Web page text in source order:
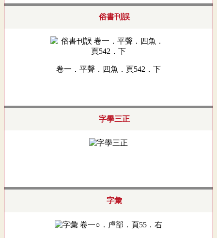
俗書刊誤
卷一．平聲．四魚．頁542．下
字學三正
字彙